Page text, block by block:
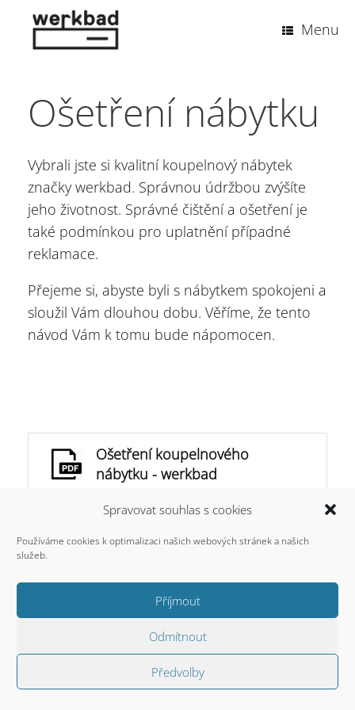
Spravovat souhlas s cookies
Používáme cookies k optimalizaci našich webových stránek a našich
služeb.
Příjmout
Odmítnout
Předvolby
Menu
Ošetření nábytku
Vybrali jste si kvalitní koupelnový nábytek
značky werkbad. Správnou údržbou zvýšíte
jeho životnost. Správné čištění a ošetření je
také podmínkou pro uplatnění případné
reklamace.
Přejeme si, abyste byli s nábytkem spokojeni a
sloužil Vám dlouhou dobu. Věříme, že tento
návod Vám k tomu bude nápomocen.
Ošetření koupelnového
nábytku - werkbad
Zásady cookies